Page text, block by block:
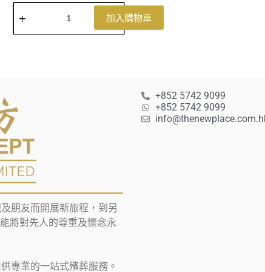
加入購物車
朋友而開展新旅程，到另
將對先人的尊重及懷念永
專業的一站式殯葬服務。
+852 5742 9099
+852 5742 9099